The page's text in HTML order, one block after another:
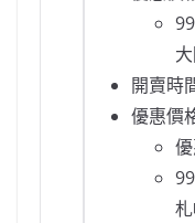
開賣時
優惠價